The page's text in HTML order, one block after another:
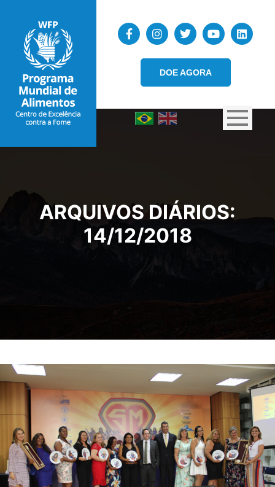
DOE AGORA
ARQUIVOS DIÁRIOS:
14/12/2018